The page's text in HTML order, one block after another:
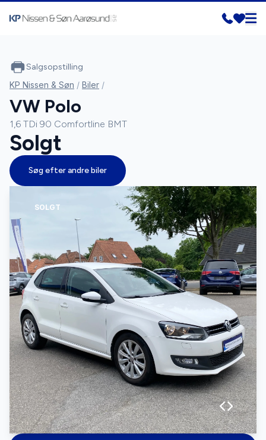
SOLGT
Salgsopstilling
KP Nissen & Søn / Biler /
VW Polo
1,6 TDi 90 Comfortline BMT
Solgt
Søg efter andre biler